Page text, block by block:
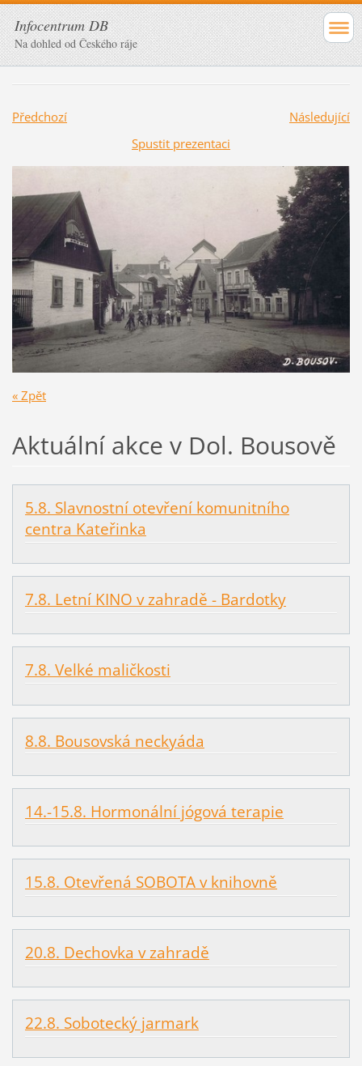
Infocentrum DB
Na dohled od Českého ráje
Předchozí
Následující
Spustit prezentaci
« Zpět
Aktuální akce v Dol. Bousově
5.8. Slavnostní otevření komunitního
centra Kateřinka
7.8. Letní KINO v zahradě - Bardotky
7.8. Velké maličkosti
8.8. Bousovská neckyáda
14.-15.8. Hormonální jógová terapie
15.8. Otevřená SOBOTA v knihovně
20.8. Dechovka v zahradě
22.8. Sobotecký jarmark